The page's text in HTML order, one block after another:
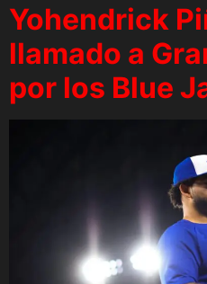
Yohendrick
llamado a
por los Blue